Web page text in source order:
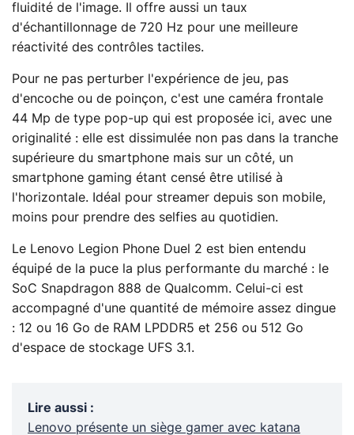
fluidité de l'image. Il offre aussi un taux
d'échantillonnage de 720 Hz pour une meilleure
réactivité des contrôles tactiles.
Pour ne pas perturber l'expérience de jeu, pas
d'encoche ou de poinçon, c'est une caméra frontale
44 Mp de type pop-up qui est proposée ici, avec une
originalité : elle est dissimulée non pas dans la tranche
supérieure du smartphone mais sur un côté, un
smartphone gaming étant censé être utilisé à
l'horizontale. Idéal pour streamer depuis son mobile,
moins pour prendre des selfies au quotidien.
Le Lenovo Legion Phone Duel 2 est bien entendu
équipé de la puce la plus performante du marché : le
SoC Snapdragon 888 de Qualcomm. Celui-ci est
accompagné d'une quantité de mémoire assez dingue
: 12 ou 16 Go de RAM LPDDR5 et 256 ou 512 Go
d'espace de stockage UFS 3.1.
Lire aussi :
Lenovo présente un siège gamer avec katana